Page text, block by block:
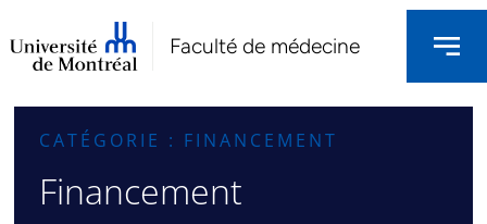
Faculté de médecine
CATÉGORIE : FINANCEMENT
Financement